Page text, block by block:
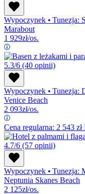
Wypoczynek • Tunezja:
Marabout
1 929zł/os.
5.3/6 (40 opinii)
Wypoczynek • Tunezja:
Venice Beach
2 093zł/os.
Cena regularna: 2 543 zł
4.7/6 (57 opinii)
Wypoczynek • Tunezja:
Neptunia Skanes Beach
2 125zł/os.